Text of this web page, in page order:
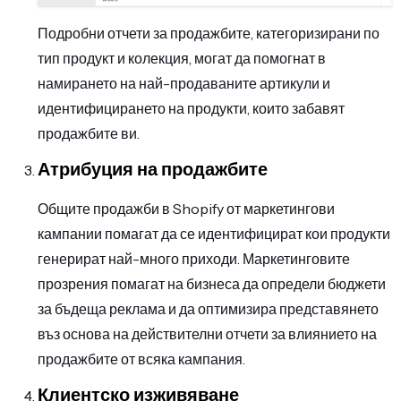
Подробни отчети за продажбите, категоризирани по
тип продукт и колекция, могат да помогнат в
намирането на най-продаваните артикули и
идентифицирането на продукти, които забавят
продажбите ви.
Атрибуция на продажбите
Общите продажби в Shopify от маркетингови
кампании помагат да се идентифицират кои продукти
генерират най-много приходи. Маркетинговите
прозрения помагат на бизнеса да определи бюджети
за бъдеща реклама и да оптимизира представянето
въз основа на действителни отчети за влиянието на
продажбите от всяка кампания.
Клиентско изживяване